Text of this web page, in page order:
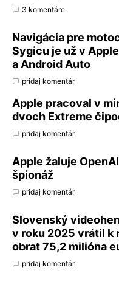
3 komentáre
Navigácia pre
Sygicu je už v
a Android Auto
pridaj komentár
Apple pracoval v
dvoch Extreme
pridaj komentár
Apple žaluje
špionáž
pridaj komentár
Slovenský
v roku 2025 vrátil k
obrat 75,2 milióna
pridaj komentár